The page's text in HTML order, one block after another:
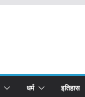
धर्म इतिहास